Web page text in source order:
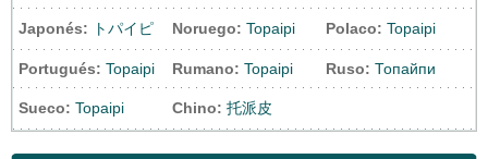
Japonés: トパイピ Noruego: Topaipi Polaco: Topaipi
Portugués: Topaipi Rumano: Topaipi Ruso: Топайпи
Sueco: Topaipi Chino: 托派皮